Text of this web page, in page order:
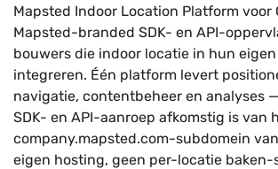
Mapsted Indoor Location Platform voor
Mapsted-branded SDK- en API-
bouwers die indoor locatie in hun
integreren. Één platform levert
navigatie, contentbeheer en analyses
SDK- en API-aanroep afkomstig is van
company.mapsted.com-subdomein van
eigen hosting, geen per-locatie baken-